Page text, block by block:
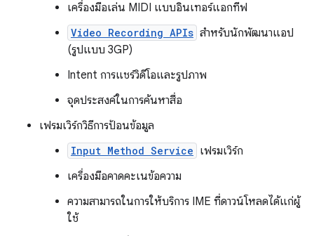
เครื่องมือเล่น MIDI แบบอินเทอร์แอกทีฟ
Video Recording APIs สำหรับนักพัฒนาแอป
(รูปแบบ 3GP)
Intent การแชร์วิดีโอและรูปภาพ
จุดประสงค์ในการค้นหาสื่อ
เฟรมเวิร์กวิธีการป้อนข้อมูล
Input Method Service เฟรมเวิร์ก
เครื่องมือคาดคะเนข้อความ
ความสามารถในการให้บริการ IME ที่ดาวน์โหลดได้แก่ผู้
ใช้